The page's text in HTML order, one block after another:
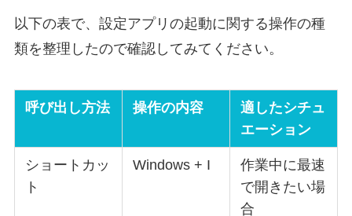
以下の表で、設定アプリの起動に関する操作の種
類を整理したので確認してみてください。
呼び出し方法 操作の内容
適したシチュ
エーション
ショートカッ
ト
Windows + I
作業中に最速
で開きたい場
合